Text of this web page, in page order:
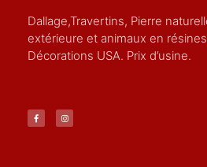
Dallage,Travertins, Pierre
extérieure et animaux en résines
Décorations USA. Prix d’usine.